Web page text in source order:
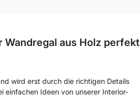
Wandregal aus Holz perfekt
wird erst durch die richtigen Details
einfachen Ideen von unserer Interior-